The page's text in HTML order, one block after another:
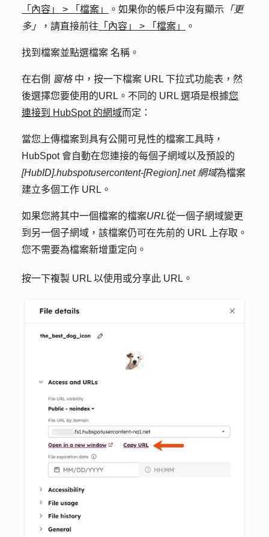
「內容」 > 「檔案」 。如果你的帳戶中沒有顯示 「更
多」
，請直接前往 「內容」 > 「檔案」 。
找到檔案並點選檔案 名稱 。
在右側 窗格 中，按一下檔案 URL 下拉式功能表，然
後選擇您要使用的URL 。不同的 URL 選項是根據您
連接到 HubSpot 的網域而定：
當您上傳檔案到具有公開可見性的檔案工具時，
HubSpot 會自動在您連接的每個子網域以及預設的
[HubID].hubspotusercontent-[Region].net 網域為檔案
建立多個工作 URL。
如果您將其中一個檔案的檔案URL從一個子網域變更
到另一個子網域，該檔案仍可在先前的 URL 上存取。
您不需要為檔案新增重定向。
按一下複製 URL 以使用或分享此 URL。